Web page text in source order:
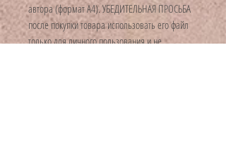
автора (формат А4). УБЕДИТЕЛЬНАЯ ПРОСЬБА
после покупки товара использовать его файл
только для личного пользования и не